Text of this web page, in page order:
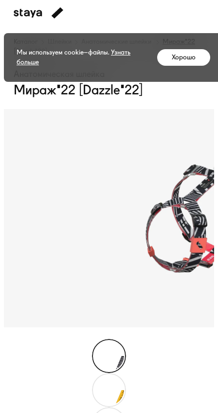
[Dazzle'22]
Мираж'22 [Dazzle'22]
Мы используем cookie–файлы. Узнать
больше
Хорошо